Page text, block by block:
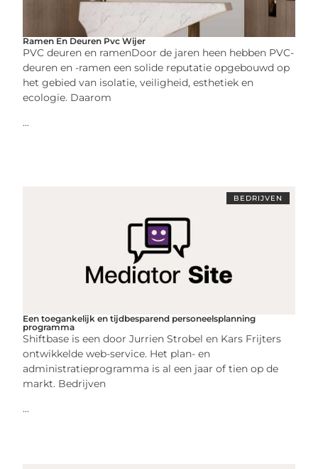
Ramen En Deuren Pvc Wijer
PVC deuren en ramenDoor de jaren heen hebben PVC-
deuren en -ramen een solide reputatie opgebouwd op
het gebied van isolatie, veiligheid, esthetiek en
ecologie. Daarom
...
BEDRIJVEN
Een toegankelijk en tijdbesparend personeelsplanning
programma
Shiftbase is een door Jurrien Strobel en Kars Frijters
ontwikkelde web-service. Het plan- en
administratieprogramma is al een jaar of tien op de
markt. Bedrijven
...